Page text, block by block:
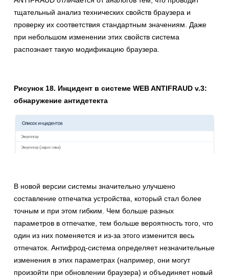
тщательный анализ технических свойств браузера и
проверку их соответствия стандартным значениям. Даже
при небольшом изменении этих свойств система
распознает такую модификацию браузера.
Рисунок 18. Инцидент в системе WEB ANTIFRAUD v.3:
обнаружение антидетекта
В новой версии системы значительно улучшено
составление отпечатка устройства, который стал более
точным и при этом гибким. Чем больше разных
параметров в отпечатке, тем больше вероятность того, что
один из них поменяется и из-за этого изменится весь
отпечаток. Антифрод-система определяет незначительные
изменения в этих параметрах (например, они могут
произойти при обновлении браузера) и объединяет новый